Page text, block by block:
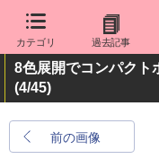
カテゴリ 過去記事
8色展開でコンパクト
(4/45)
前の画像